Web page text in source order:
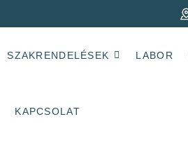
SZAKRENDELÉSEK LABOR
KAPCSOLAT